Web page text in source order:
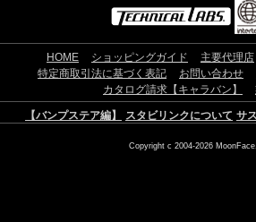
HOME ショッピングガイド 主要代理店
特定商取引法に基づく表記
お問い合わせ
カタログ請求【キャラバン】
【バンプステア編】 スタビリンクについて サ
Copyright c 2004-2026